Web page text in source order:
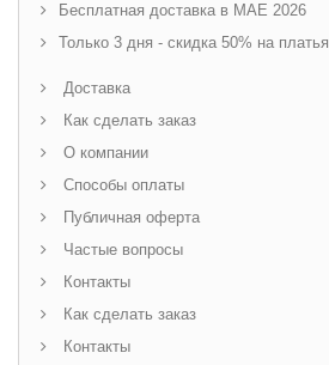
Бесплатная доставка в МАЕ 2026
Только 3 дня - скидка 50% на платья
Доставка
Как сделать заказ
О компании
Способы оплаты
Публичная оферта
Частые вопросы
Контакты
Как сделать заказ
Контакты